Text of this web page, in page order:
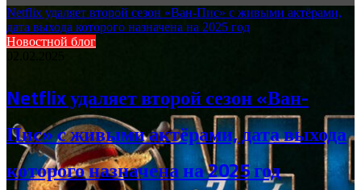
Netflix удаляет второй сезон «Ван-Пис» с живыми актёрами,
дата выхода которого назначена на 2025 год
Новостной блог
Netflix удаляет второй сезон «Ван-
Пис» с живыми актёрами, дата выхода
которого назначена на 2025 год